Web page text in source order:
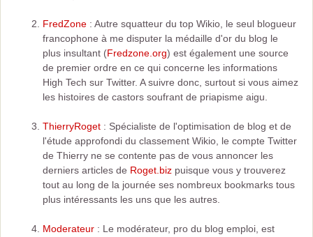
FredZone : Autre squatteur du top Wikio, le seul blogueur
francophone à me disputer la médaille d'or du blog le
plus insultant (Fredzone.org) est également une source
de premier ordre en ce qui concerne les informations
High Tech sur Twitter. A suivre donc, surtout si vous aimez
les histoires de castors soufrant de priapisme aigu.
ThierryRoget : Spécialiste de l'optimisation de blog et de
l'étude approfondi du classement Wikio, le compte Twitter
de Thierry ne se contente pas de vous annoncer les
derniers articles de Roget.biz puisque vous y trouverez
tout au long de la journée ses nombreux bookmarks tous
plus intéressants les uns que les autres.
Moderateur : Le modérateur, pro du blog emploi, est